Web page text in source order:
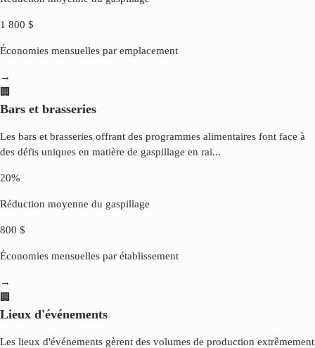
1 800 $
Économies mensuelles par emplacement
→
🏢
Bars et brasseries
Les bars et brasseries offrant des programmes alimentaires font face à
des défis uniques en matière de gaspillage en rai...
20%
Réduction moyenne du gaspillage
800 $
Économies mensuelles par établissement
→
🏢
Lieux d'événements
Les lieux d'événements gèrent des volumes de production extrêmement